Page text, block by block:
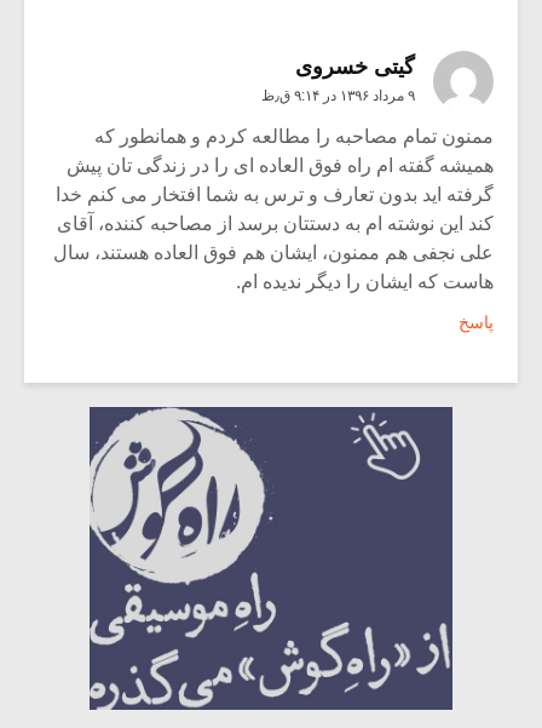
گیتی خسروی
۹ مرداد ۱۳۹۶ در ۹:۱۴ ق٫ظ
ممنون تمام مصاحبه را مطالعه کردم و همانطور که
همیشه گفته ام راه فوق العاده ای را در زندگی تان پیش
گرفته اید بدون تعارف و ترس به شما افتخار می کنم خدا
کند این نوشته ام به دستتان برسد از مصاحبه کننده، آقای
علی نجفی هم ممنون، ایشان هم فوق العاده هستند، سال
هاست که ایشان را دیگر ندیده ام.
پاسخ